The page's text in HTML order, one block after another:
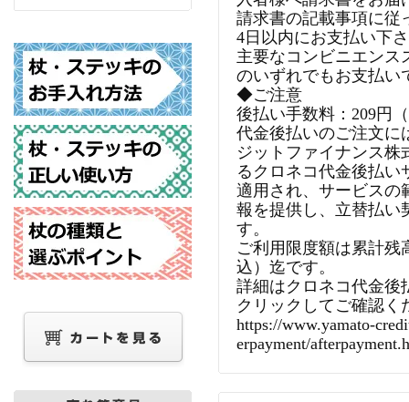
請求書の記載事項に従
4日以内にお支払い下
主要なコンビニエンス
のいずれでもお支払い
◆ご注意
後払い手数料：209円
代金後払いのご注文に
ジットファイナンス株
るクロネコ代金後払い
適用され、サービスの
報を提供し、立替払い
す。
ご利用限度額は累計残
込）迄です。
詳細はクロネコ代金後
クリックしてご確認く
https://www.yamato-
erpayment/